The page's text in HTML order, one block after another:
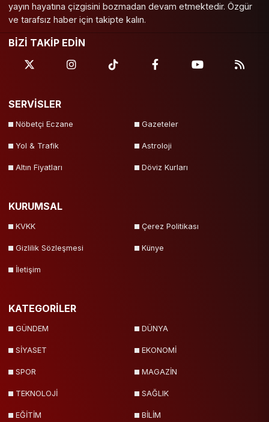
yayın hayatına çizgisini bozmadan devam etmektedir. Özgür
ve tarafsız haber için takipte kalın.
BİZİ TAKİP EDİN
SERVİSLER
Nöbetçi Eczane Gazeteler
Yol & Trafik Astroloji
Altın Fiyatları Döviz Kurları
KURUMSAL
KVKK Çerez Politikası
Gizlilik Sözleşmesi Künye
İletişim
KATEGORİLER
GÜNDEM DÜNYA
SİYASET EKONOMİ
SPOR MAGAZİN
TEKNOLOJİ SAĞLIK
EĞİTİM BİLİM